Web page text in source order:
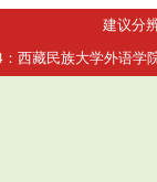
建议分
：西藏民族大学外语